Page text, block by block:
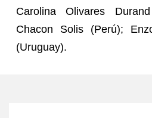
Carolina Olivares
Chacon Solis (Perú);
(Uruguay).